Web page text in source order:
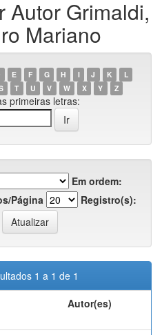
Autor Grimaldi,
Mariano
E F G H I J K
L
T U V W X Y Z
primeiras letras:
Em ordem:
Página
Registro(s):
1 a 1 de 1
Autor(es)